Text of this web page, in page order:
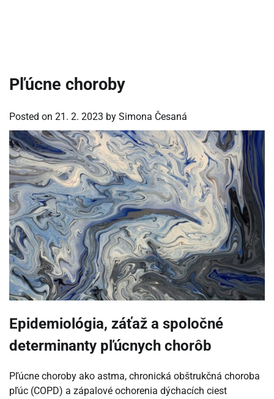
Pľúcne choroby
Posted on 21. 2. 2023 by Simona Česaná
Epidemiológia, záťaž a spoločné
determinanty pľúcnych chorôb
Pľúcne choroby ako astma, chronická obštrukčná choroba
pľúc (COPD) a zápalové ochorenia dýchacích ciest